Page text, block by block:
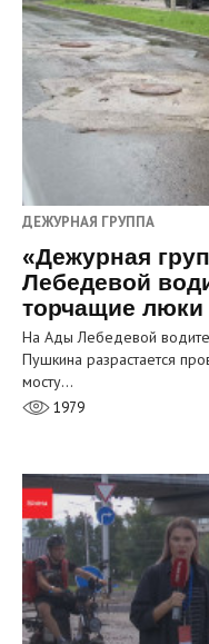
ДЕЖУРНАЯ ГРУППА
«Дежурная
Лебедевой
торчащие люки
На Ады Лебедевой
Пушкина разрастается
мосту…
1979